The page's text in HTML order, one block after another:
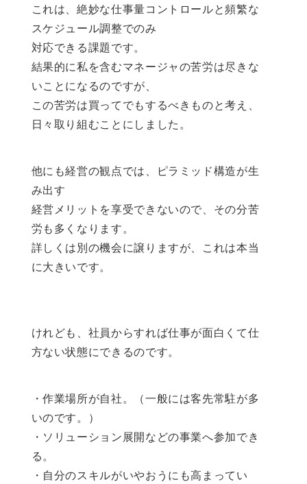
これは、絶妙な仕事量コントロールと頻繁な
スケジュール調整でのみ
対応できる課題です。
結果的に私を含むマネージャの苦労は尽きな
いことになるのですが、
この苦労は買ってでもするべきものと考え、
日々取り組むことにしました。
他にも経営の観点では、ピラミッド構造が生
み出す
経営メリットを享受できないので、その分苦
労も多くなります。
詳しくは別の機会に譲りますが、これは本当
に大きいです。
けれども、社員からすれば仕事が面白くて仕
方ない状態にできるのです。
・作業場所が自社。（一般には客先常駐が多
いのです。）
・ソリューション展開などの事業へ参加でき
る。
・自分のスキルがいやおうにも高まってい